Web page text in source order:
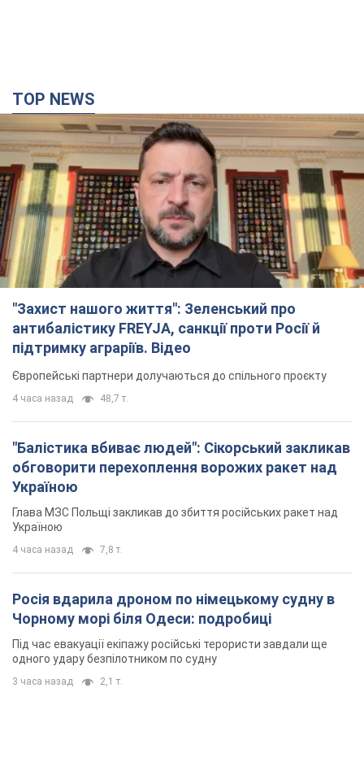
TOP NEWS
"Захист нашого життя": Зеленський про
антибалістику FREYJA, санкції проти Росії й
підтримку аграріїв. Відео
Європейські партнери долучаються до спільного проєкту
4 часа назад 48,7 т.
"Балістика вбиває людей": Сікорський закликав
обговорити перехоплення ворожих ракет над
Україною
Глава МЗС Польщі закликав до збиття російських ракет над
Україною
4 часа назад 7,8 т.
Росія вдарила дроном по німецькому судну в
Чорному морі біля Одеси: подробиці
Під час евакуації екіпажу російські терористи завдали ще
одного удару безпілотником по судну
3 часа назад 2,1 т.